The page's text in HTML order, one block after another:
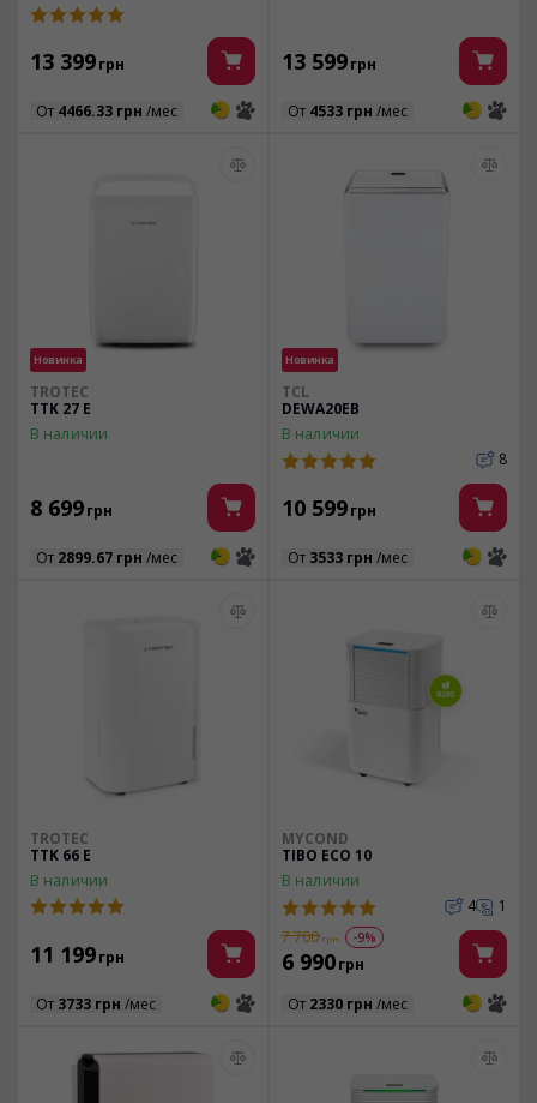
13 399грн
От 4466.33 грн /мес 3 3
13 599грн
От 4533 грн /мес 3 3
Новинка
TROTEC
TTK 27 E
В наличии
8 699грн
От 2899.67 грн /мес 3 3
Новинка
TCL
DEWA20EB
В наличии
8
10 599грн
От 3533 грн /мес 3 3
TROTEC
TTK 66 E
В наличии
11 199грн
От 3733 грн /мес 3 3
MYCOND
TIBO ECO 10
В наличии
4
1
7 700 грн -9%
6 990грн
От 2330 грн /мес 3 3